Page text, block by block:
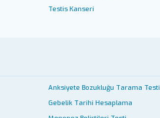
Testis Kanseri
Anksiyete Bozukluğu Tarama Testi
Gebelik Tarihi Hesaplama